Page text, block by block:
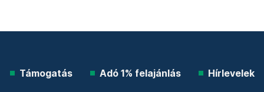
Támogatás Adó 1% felajánlás Hírlevelek